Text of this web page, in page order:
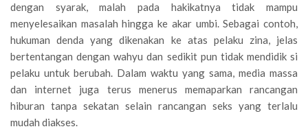
dengan syarak, malah pada hakikatnya tidak mampu
menyelesaikan masalah hingga ke akar umbi. Sebagai contoh,
hukuman denda yang dikenakan ke atas pelaku zina, jelas
bertentangan dengan wahyu dan sedikit pun tidak mendidik si
pelaku untuk berubah. Dalam waktu yang sama, media massa
dan internet juga terus menerus memaparkan rancangan
hiburan tanpa sekatan selain rancangan seks yang terlalu
mudah diakses.